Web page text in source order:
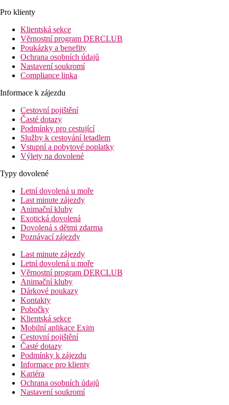
Pro klienty
Klientská sekce
Věrnostní program DERCLUB
Poukázky a benefity
Ochrana osobních údajů
Nastavení soukromí
Compliance linka
Informace k zájezdu
Cestovní pojištění
Časté dotazy
Podmínky pro cestující
Služby k cestování letadlem
Vstupní a pobytové poplatky
Výlety na dovolené
Typy dovolené
Letní dovolená u moře
Last minute zájezdy
Animační kluby
Exotická dovolená
Dovolená s dětmi zdarma
Poznávací zájezdy
Last minute zájezdy
Letní dovolená u moře
Věrnostní program DERCLUB
Animační kluby
Dárkové poukazy
Kontakty
Pobočky
Klientská sekce
Mobilní aplikace Exim
Cestovní pojištění
Časté dotazy
Podmínky k zájezdu
Informace pro klienty
Kariéra
Ochrana osobních údajů
Nastavení soukromí